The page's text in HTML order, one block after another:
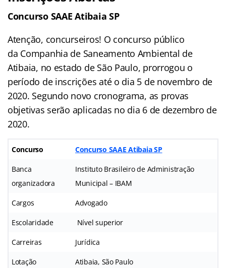
Concurso SAAE Atibaia SP
Atenção, concurseiros! O concurso público
da Companhia de Saneamento Ambiental de
Atibaia, no estado de São Paulo, prorrogou o
período de inscrições até o dia 5 de novembro de
2020. Segundo novo cronograma, as provas
objetivas serão aplicadas no dia 6 de dezembro de
2020.
Concurso Concurso SAAE Atibaia SP
Banca
organizadora
Instituto Brasileiro de Administração
Municipal – IBAM
Cargos Advogado
Escolaridade Nível superior
Carreiras Jurídica
Lotação Atibaia, São Paulo